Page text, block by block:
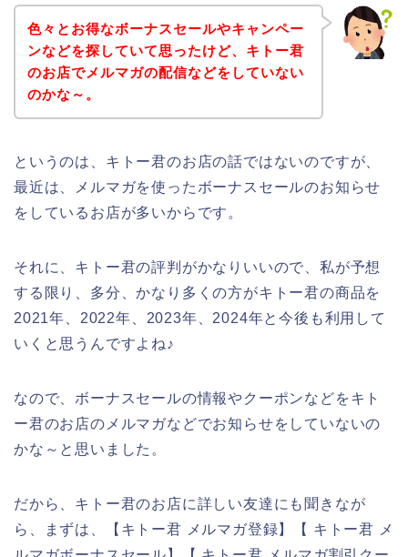
色々とお得なボーナスセールやキャンペー
ンなどを探していて思ったけど、キトー君
のお店でメルマガの配信などをしていない
のかな～。
というのは、キトー君のお店の話ではないのですが、
最近は、メルマガを使ったボーナスセールのお知らせ
をしているお店が多いからです。
それに、キトー君の評判がかなりいいので、私が予想
する限り、多分、かなり多くの方がキトー君の商品を
2021年、2022年、2023年、2024年と今後も利用して
いくと思うんですよね♪
なので、ボーナスセールの情報やクーポンなどをキト
ー君のお店のメルマガなどでお知らせをしていないの
かな～と思いました。
だから、キトー君のお店に詳しい友達にも聞きなが
ら、まずは、【キトー君 メルマガ登録】【 キトー君 メ